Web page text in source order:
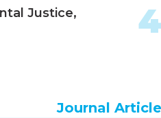
Justice,
4
Journal Article